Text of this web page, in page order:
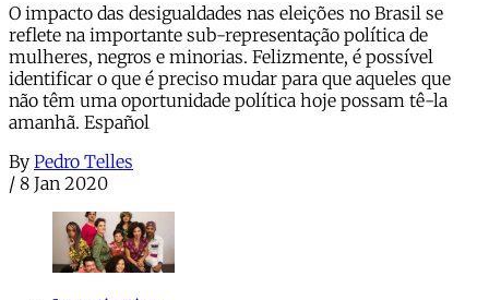
O impacto das desigualdades nas eleições no Brasil se
reflete na importante sub-representação política de
mulheres, negros e minorias. Felizmente, é possível
identificar o que é preciso mudar para que aqueles que
não têm uma oportunidade política hoje possam tê-la
amanhã. Español
By Pedro Telles
/ 8 Jan 2020